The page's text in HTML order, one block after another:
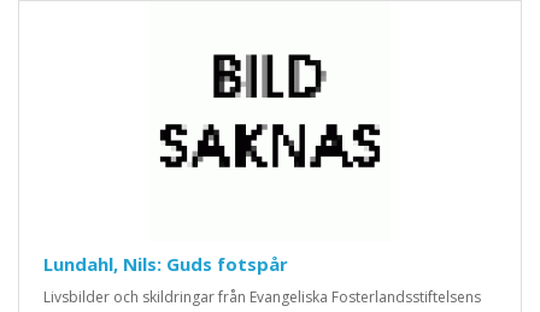
Lundahl, Nils: Guds fotspår
Livsbilder och skildringar från Evangeliska Fosterlandsstiftelsens